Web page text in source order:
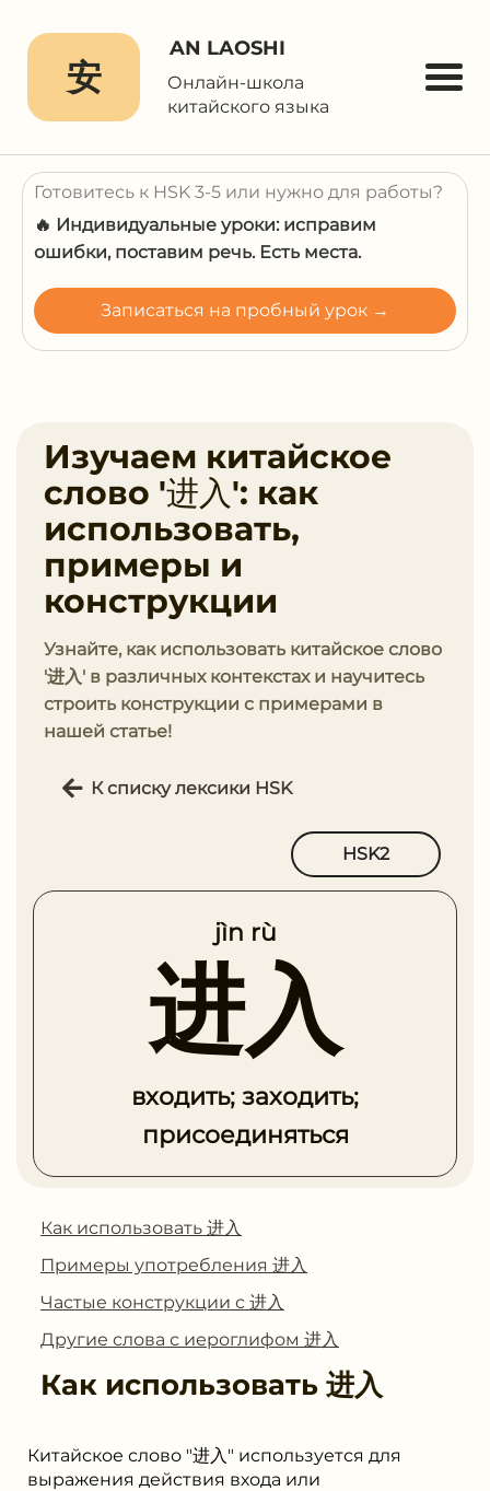
安
AN LAOSHI
Онлайн-школа
китайского языка
Готовитесь к HSK 3-5 или нужно для работы?
🔥 Индивидуальные уроки: исправим
ошибки, поставим речь. Есть места.
Записаться на пробный урок →
Изучаем китайское
слово '进入': как
использовать,
примеры и
конструкции
Узнайте, как использовать китайское слово
'进入' в различных контекстах и научитесь
строить конструкции с примерами в
нашей статье!
К списку лексики HSK
HSK2
jìn rù
进入
входить; заходить;
присоединяться
Как использовать 进入
Примеры употребления 进入
Частые конструкции с 进入
Другие слова с иероглифом 进入
Как использовать 进入
Китайское слово "进入" используется для
выражения действия входа или